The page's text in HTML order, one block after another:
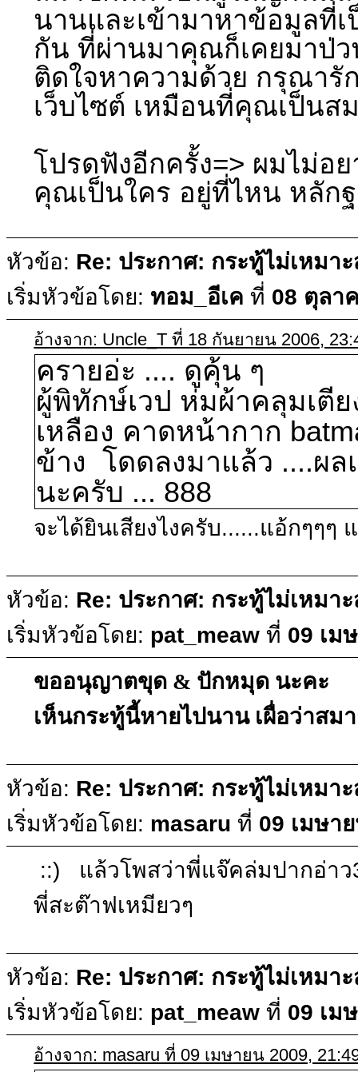
นานและเข้ามาหาข้อมูลที่
กัน ที่ผ่านมาคุณก็เคยมาป่
ติดใจหาความด้วย กรุณารั
เว็บไซต์ เหมือนที่คุณเป็นส
โปรดฟังอีกครั้ง=> ผมไม่อย
คุณเป็นใคร อยู่ที่ไหน หลัก
หัวข้อ: Re: ประกาศ: กระทู้ไม่เหมา
เริ่มหัวข้อโดย: ทอม_อีเค ที่ 08 ตุลา
อ้างจาก: Uncle_T ที่ 18 กันยายน 2006,
ครายอ่ะ .... ดูคุ้น ๆ
ผู้พิทักษ์เวป ห่มผ้าคลุมเตี
เหลือง คาดหน้ากาก
ข้าง โดดลงมาแล้ว ....ผล
นะครับ ... 888
จะได้ยินเสียงไงครับ......แอ้กๆๆๆ
หัวข้อ: Re: ประกาศ: กระทู้ไม่เหมา
เริ่มหัวข้อโดย: pat_meaw ที่ 09 เม
ขออนุญาตขุด & ปักหมุด นะคะ
เห็นกระทู้นี้หายไปนาน เผื่อว่าส
หัวข้อ: Re: ประกาศ: กระทู้ไม่เหมา
เริ่มหัวข้อโดย: masaru ที่ 09 เมษา
::) แล้วโพสว่าพี่แจ๊คล่มปากอ่าว
พี่สะต๊าฟเหมียวๆ
หัวข้อ: Re: ประกาศ: กระทู้ไม่เหมา
เริ่มหัวข้อโดย: pat_meaw ที่ 09 เม
อ้างจาก: masaru ที่ 09 เมษายน 2009,